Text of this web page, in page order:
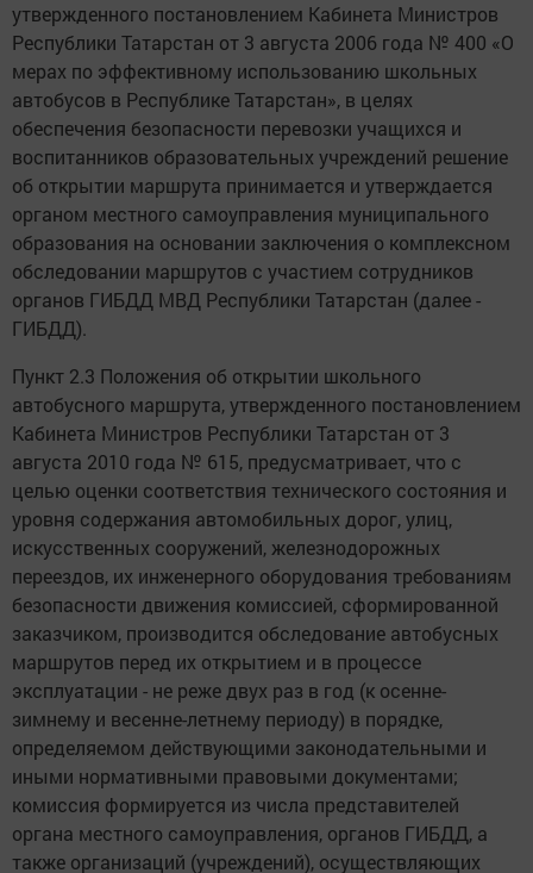
утвержденного постановлением Кабинета Министров
Республики Татарстан от 3 августа 2006 года № 400 «О
мерах по эффективному использованию школьных
автобусов в Республике Татарстан», в целях
обеспечения безопасности перевозки учащихся и
воспитанников образовательных учреждений решение
об открытии маршрута принимается и утверждается
органом местного самоуправления муниципального
образования на основании заключения о комплексном
обследовании маршрутов с участием сотрудников
органов ГИБДД МВД Республики Татарстан (далее -
ГИБДД).
Пункт 2.3 Положения об открытии школьного
автобусного маршрута, утвержденного постановлением
Кабинета Министров Республики Татарстан от 3
августа 2010 года № 615, предусматривает, что с
целью оценки соответствия технического состояния и
уровня содержания автомобильных дорог, улиц,
искусственных сооружений, железнодорожных
переездов, их инженерного оборудования требованиям
безопасности движения комиссией, сформированной
заказчиком, производится обследование автобусных
маршрутов перед их открытием и в процессе
эксплуатации - не реже двух раз в год (к осенне-
зимнему и весенне-летнему периоду) в порядке,
определяемом действующими законодательными и
иными нормативными правовыми документами;
комиссия формируется из числа представителей
органа местного самоуправления, органов ГИБДД, а
также организаций (учреждений), осуществляющих